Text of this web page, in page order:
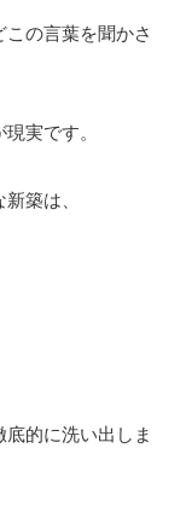
の言葉を聞かさ
実です。
築は、
底的に洗い出しま